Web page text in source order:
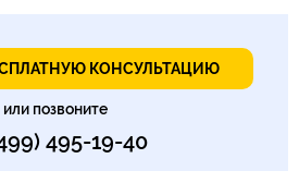
КОНСУЛЬТАЦИЮ
или позвоните
495-19-40